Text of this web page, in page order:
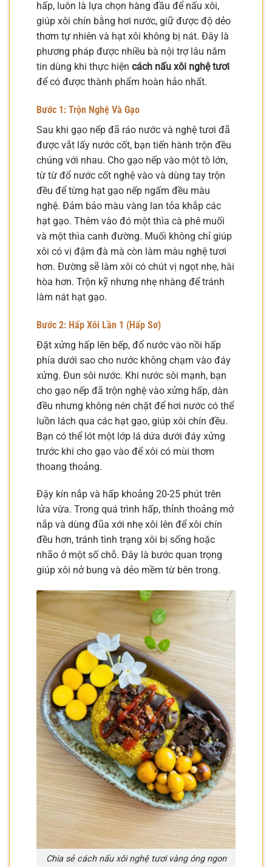
hấp, luôn là lựa chọn hàng đầu để nấu xôi,
giúp xôi chín bằng hơi nước, giữ được độ dẻo
thơm tự nhiên và hạt xôi không bị nát. Đây là
phương pháp được nhiều bà nội trợ lâu năm
tin dùng khi thực hiện cách nấu xôi nghệ tươi
để có được thành phẩm hoàn hảo nhất.
Bước 1: Trộn Nghệ Và Gạo
Sau khi gạo nếp đã ráo nước và nghệ tươi đã
được vắt lấy nước cốt, bạn tiến hành trộn đều
chúng với nhau. Cho gạo nếp vào một tô lớn,
từ từ đổ nước cốt nghệ vào và dùng tay trộn
đều để từng hạt gạo nếp ngấm đều màu
nghệ. Đảm bảo màu vàng lan tỏa khắp các
hạt gạo. Thêm vào đó một thìa cà phê muối
và một thìa canh đường. Muối không chỉ giúp
xôi có vị đậm đà mà còn làm màu nghệ tươi
hơn. Đường sẽ làm xôi có chút vị ngọt nhẹ, hài
hòa hơn. Trộn kỹ nhưng nhẹ nhàng để tránh
làm nát hạt gạo.
Bước 2: Hấp Xôi Lần 1 (Hấp Sơ)
Đặt xửng hấp lên bếp, đổ nước vào nồi hấp
phía dưới sao cho nước không chạm vào đáy
xửng. Đun sôi nước. Khi nước sôi mạnh, bạn
cho gạo nếp đã trộn nghệ vào xửng hấp, dàn
đều nhưng không nén chặt để hơi nước có thể
luồn lách qua các hạt gạo, giúp xôi chín đều.
Bạn có thể lót một lớp lá dứa dưới đáy xửng
trước khi cho gạo vào để xôi có mùi thơm
thoang thoảng.
Đậy kín nắp và hấp khoảng 20-25 phút trên
lửa vừa. Trong quá trình hấp, thỉnh thoảng mở
nắp và dùng đũa xới nhẹ xôi lên để xôi chín
đều hơn, tránh tình trạng xôi bị sống hoặc
nhão ở một số chỗ. Đây là bước quan trọng
giúp xôi nở bung và dẻo mềm từ bên trong.
Chia sẻ cách nấu xôi nghệ tươi vàng óng ngon